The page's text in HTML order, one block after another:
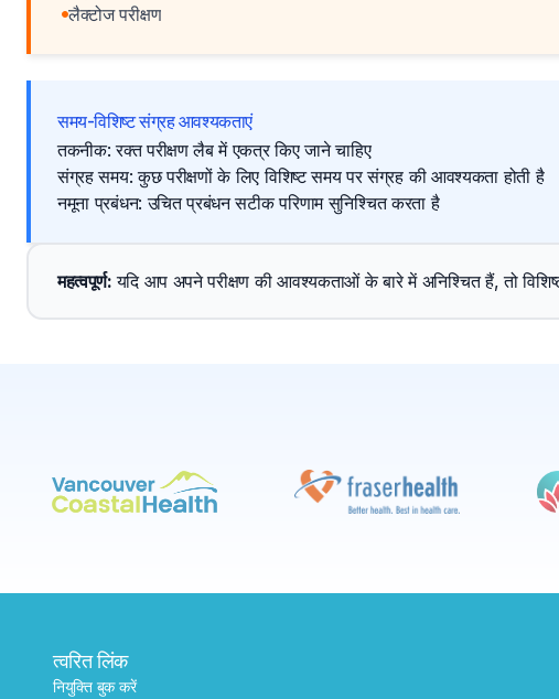
लैक्टोज परीक्षण
समय-विशिष्ट संग्रह आवश्यकताएं
तकनीक: रक्त परीक्षण लैब में एकत्र किए जाने चाहिए
संग्रह समय: कुछ परीक्षणों के लिए विशिष्ट समय पर संग्रह की आवश्यकता होती है
नमूना प्रबंधन: उचित प्रबंधन सटीक परिणाम सुनिश्चित करता है
महत्वपूर्ण: यदि आप अपने परीक्षण की आवश्यकताओं के बारे में अनिश्चित हैं, तो
त्वरित लिंक
नियुक्ति बुक करें